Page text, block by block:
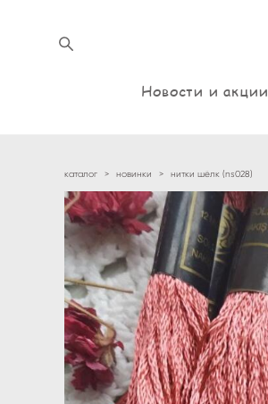
Новости и акции
каталог > новинки > нитки шёлк (ns028)